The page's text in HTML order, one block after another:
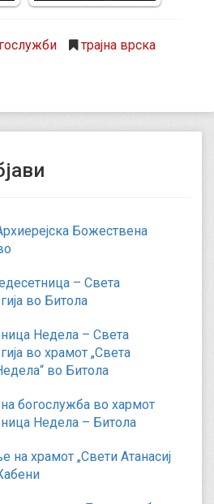
трајна врска
Божествена
– Света
во Битола
Недела – Света
во храмот „Света
во Битола
богослужба во хармот
Недела – Битола
на храмот „Свети Атанасиј